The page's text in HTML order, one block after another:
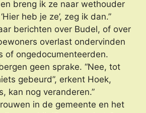
breng ik ze naar wethouder
heb je ze’, zeg ik dan.”
berichten over Budel, of over
overlast ondervinden
of ongedocumenteerden.
geen sprake. “Nee, tot
gebeurd”, erkent Hoek,
kan nog veranderen.”
in de gemeente en het